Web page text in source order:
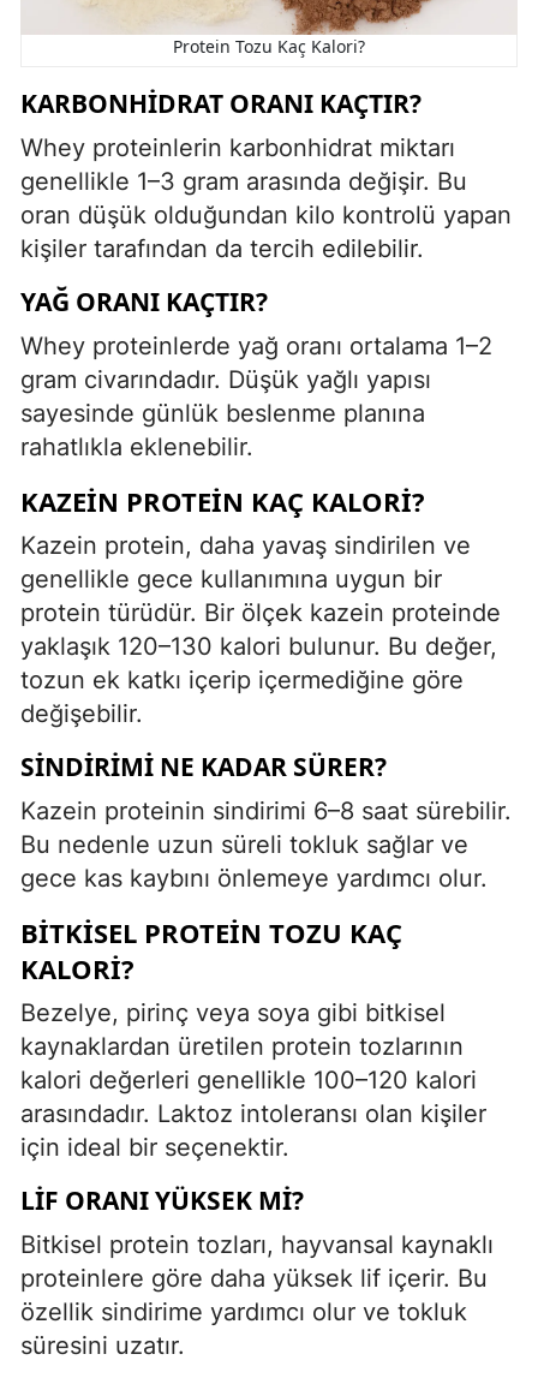
Protein Tozu Kaç Kalori?
KARBONHIDRAT ORANI KAÇTIR?
Whey proteinlerin karbonhidrat miktarı
genellikle 1–3 gram arasında değişir. Bu
oran düşük olduğundan kilo kontrolü yapan
kişiler tarafından da tercih edilebilir.
YAĞ ORANI KAÇTIR?
Whey proteinlerde yağ oranı ortalama 1–2
gram civarındadır. Düşük yağlı yapısı
sayesinde günlük beslenme planına
rahatlıkla eklenebilir.
KAZEIN PROTEIN KAÇ KALORI?
Kazein protein, daha yavaş sindirilen ve
genellikle gece kullanımına uygun bir
protein türüdür. Bir ölçek kazein proteinde
yaklaşık 120–130 kalori bulunur. Bu değer,
tozun ek katkı içerip içermediğine göre
değişebilir.
SINDIRIMI NE KADAR SÜRER?
Kazein proteinin sindirimi 6–8 saat sürebilir.
Bu nedenle uzun süreli tokluk sağlar ve
gece kas kaybını önlemeye yardımcı olur.
BITKISEL PROTEIN TOZU KAÇ
KALORI?
Bezelye, pirinç veya soya gibi bitkisel
kaynaklardan üretilen protein tozlarının
kalori değerleri genellikle 100–120 kalori
arasındadır. Laktoz intoleransı olan kişiler
için ideal bir seçenektir.
LIF ORANI YÜKSEK MI?
Bitkisel protein tozları, hayvansal kaynaklı
proteinlere göre daha yüksek lif içerir. Bu
özellik sindirime yardımcı olur ve tokluk
süresini uzatır.